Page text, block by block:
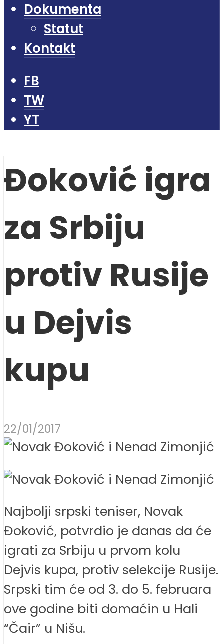
Dokumenta
Statut
Kontakt
FB
TW
YT
Đoković igra
za Srbiju
protiv Rusije
u Dejvis
kupu
22/01/2017
Najbolji srpski teniser, Novak
Đoković, potvrdio je danas da će
igrati za Srbiju u prvom kolu
Dejvis kupa, protiv selekcije Rusije.
Srpski tim će od 3. do 5. februara
ove godine biti domaćin u Hali
“Čair” u Nišu.